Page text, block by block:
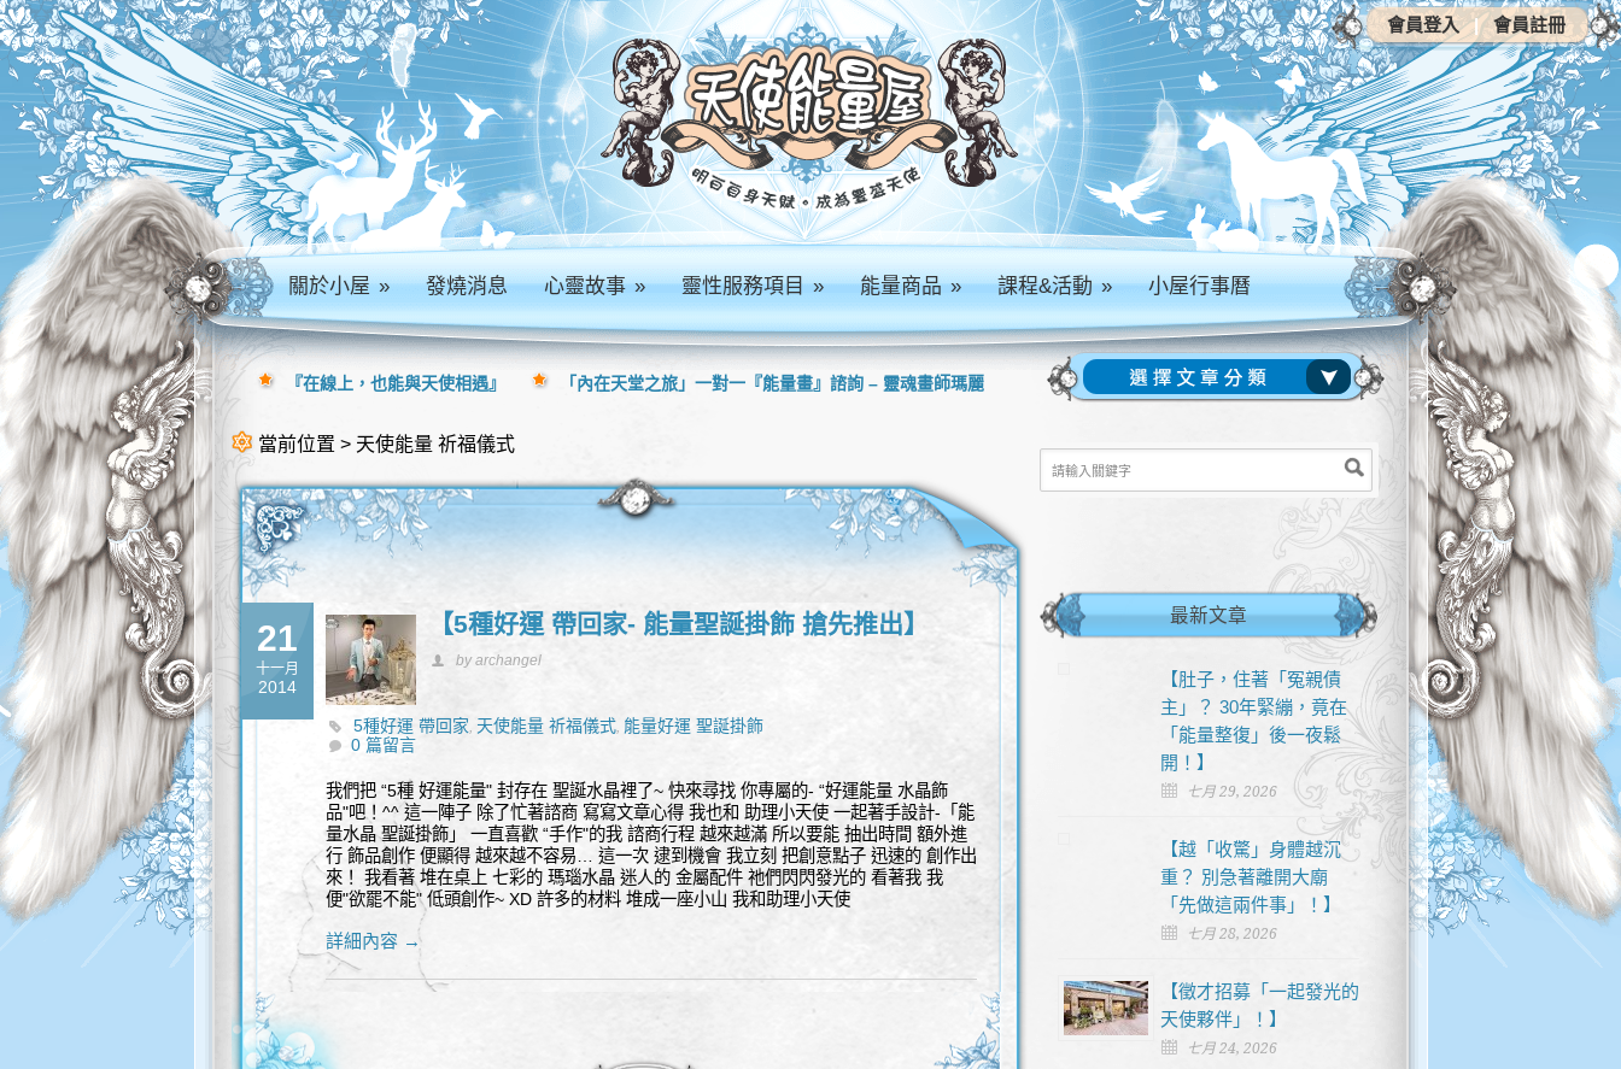
關於小屋» 發燒消息 心靈故事» 靈性服務項目» 能量商品» 課程&活動» 小屋行事曆
當前位置 > 天使能量 祈福儀式
21
十一月
2014
【5種好運 帶回家- 能量聖誕掛飾 搶先推出】
by archangel
5種好運 帶回家, 天使能量 祈福儀式, 能量好運 聖誕掛飾
0 篇留言
我們把 “5種 好運能量" 封存在 聖誕水晶裡了~ 快來尋找 你專屬的- “好運能量 水晶飾
品"吧！^^ 這一陣子 除了忙著諮商 寫寫文章心得 我也和 助理小天使 一起著手設計-「能
量水晶 聖誕掛飾」 一直喜歡 “手作"的我 諮商行程 越來越滿 所以要能 抽出時間 額外進
行 飾品創作 便顯得 越來越不容易… 這一次 逮到機會 我立刻 把創意點子 迅速的 創作出
來！ 我看著 堆在桌上 七彩的 瑪瑙水晶 迷人的 金屬配件 祂們閃閃發光的 看著我 我
便"欲罷不能" 低頭創作~ XD 許多的材料 堆成一座小山 我和助理小天使
詳細內容 →
最新文章
【肚子，住著「冤親債
主」？ 30年緊繃，竟在
「能量整復」後一夜鬆
開！】
七月 29, 2026
【越「收驚」身體越沉
重？ 別急著離開大廟
「先做這兩件事」！】
七月 28, 2026
【徵才招募「一起發光的
天使夥伴」！】
七月 24, 2026
『在線上，也能與天使相遇』 「內在天堂之旅」一對一『能量畫』諮詢 – 靈魂畫師瑪麗
會員登入 | 會員註冊